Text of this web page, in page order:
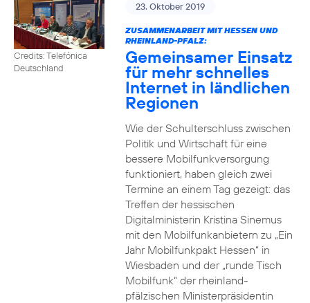
Credits: Telefónica
Deutschland
23. Oktober 2019
ZUSAMMENARBEIT MIT HESSEN UND
RHEINLAND-PFALZ:
Gemeinsamer Einsatz
für mehr schnelles
Internet in ländlichen
Regionen
Wie der Schulterschluss zwischen
Politik und Wirtschaft für eine
bessere Mobilfunkversorgung
funktioniert, haben gleich zwei
Termine an einem Tag gezeigt: das
Treffen der hessischen
Digitalministerin Kristina Sinemus
mit den Mobilfunkanbietern zu „Ein
Jahr Mobilfunkpakt Hessen“ in
Wiesbaden und der „runde Tisch
Mobilfunk“ der rheinland-
pfälzischen Ministerpräsidentin